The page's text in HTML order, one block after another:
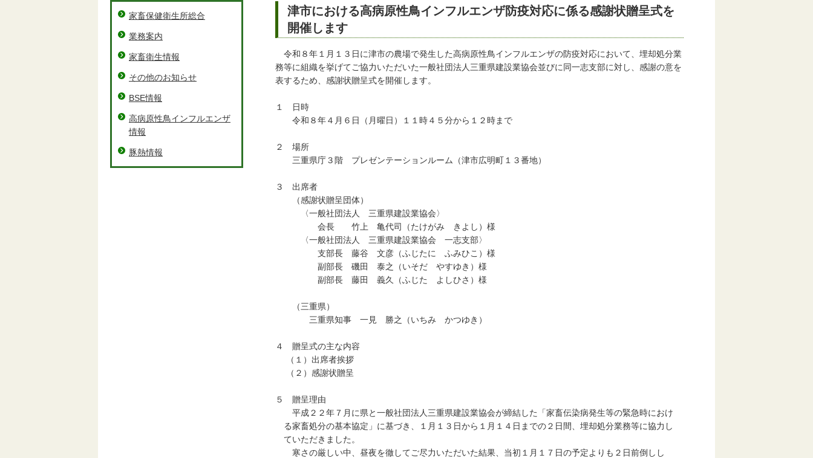
津市における高病原性鳥インフルエンザ防疫対応に係る感謝状贈呈式を
開催します
令和８年１月１３日に津市の農場で発生した高病原性鳥インフルエンザの防疫対応において、埋却処分業
務等に組織を挙げてご協力いただいた一般社団法人三重県建設業協会並びに同一志支部に対し、感謝の意を
表するため、感謝状贈呈式を開催します。
１ 日時
令和８年４月６日（月曜日）１１時４５分から１２時まで
２ 場所
三重県庁３階 プレゼンテーションルーム（津市広明町１３番地）
３ 出席者
（感謝状贈呈団体）
〈一般社団法人 三重県建設業協会〉
会長 竹上 亀代司（たけがみ きよし）様
〈一般社団法人 三重県建設業協会 一志支部〉
支部長 藤谷 文彦（ふじたに ふみひこ）様
副部長 磯田 泰之（いそだ やすゆき）様
副部長 藤田 義久（ふじた よしひさ）様
（三重県）
三重県知事 一見 勝之（いちみ かつゆき）
４ 贈呈式の主な内容
（１）出席者挨拶
（２）感謝状贈呈
５ 贈呈理由
平成２２年７月に県と一般社団法人三重県建設業協会が締結した「家畜伝染病発生等の緊急時におけ
る家畜処分の基本協定」に基づき、１月１３日から１月１４日までの２日間、埋却処分業務等に協力し
ていただきました。
寒さの厳しい中、昼夜を徹してご尽力いただいた結果、当初１月１７日の予定よりも２日前倒しし
家畜保健衛生所総合
業務案内
家畜衛生情報
その他のお知らせ
BSE情報
高病原性鳥インフルエンザ
情報
豚熱情報